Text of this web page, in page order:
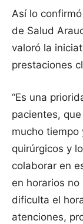
Así lo
de Salud
valoró la
prestaciones
“Es una
pacientes,
mucho tiempo
quirúrgicos y
colaborar en
en horarios
dificulta el
atenciones,